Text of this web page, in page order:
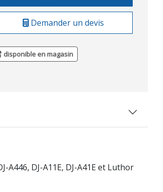
Demander un devis
disponible en magasin
A446, DJ-A11E, DJ-A41E et Luthor